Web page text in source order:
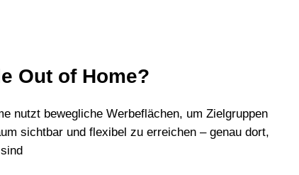
Out of Home?
nutzt bewegliche Werbeflächen, um Zielgruppen
sichtbar und flexibel zu erreichen – genau dort,